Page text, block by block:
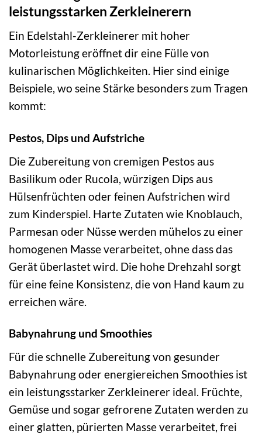
leistungsstarken Zerkleinerern
Ein Edelstahl-Zerkleinerer mit hoher
Motorleistung eröffnet dir eine Fülle von
kulinarischen Möglichkeiten. Hier sind einige
Beispiele, wo seine Stärke besonders zum Tragen
kommt:
Pestos, Dips und Aufstriche
Die Zubereitung von cremigen Pestos aus
Basilikum oder Rucola, würzigen Dips aus
Hülsenfrüchten oder feinen Aufstrichen wird
zum Kinderspiel. Harte Zutaten wie Knoblauch,
Parmesan oder Nüsse werden mühelos zu einer
homogenen Masse verarbeitet, ohne dass das
Gerät überlastet wird. Die hohe Drehzahl sorgt
für eine feine Konsistenz, die von Hand kaum zu
erreichen wäre.
Babynahrung und Smoothies
Für die schnelle Zubereitung von gesunder
Babynahrung oder energiereichen Smoothies ist
ein leistungsstarker Zerkleinerer ideal. Früchte,
Gemüse und sogar gefrorene Zutaten werden zu
einer glatten, pürierten Masse verarbeitet, frei